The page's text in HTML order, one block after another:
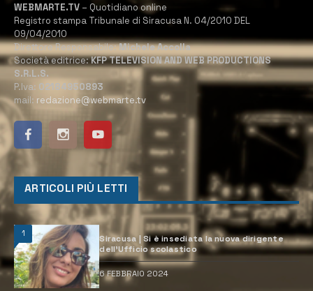
WEBMARTE.TV – Quotidiano online
Registro stampa Tribunale di Siracusa N. 04/2010 DEL
09/04/2010
Direttore Responsabile:Michele Accolla
Società editrice:KFP TELEVISION AND WEB PRODUCTIONS
S.R.L.S.
P.Iva: 02184950893
mail: redazione@webmarte.tv
ARTICOLI PIÙ LETTI
1
Siracusa | Si è insediata la nuova dirigente
dell’Ufficio scolastico
6 FEBBRAIO 2024